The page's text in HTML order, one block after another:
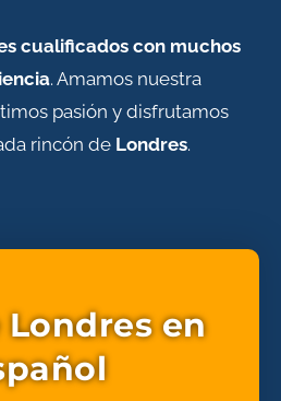
cualificados con muchos
. Amamos nuestra
pasión y disfrutamos
rincón de Londres.
Londres en